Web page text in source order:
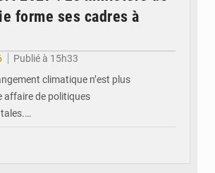
forme ses cadres à
Publié à 15h33
climatique n’est plus
affaire de politiques